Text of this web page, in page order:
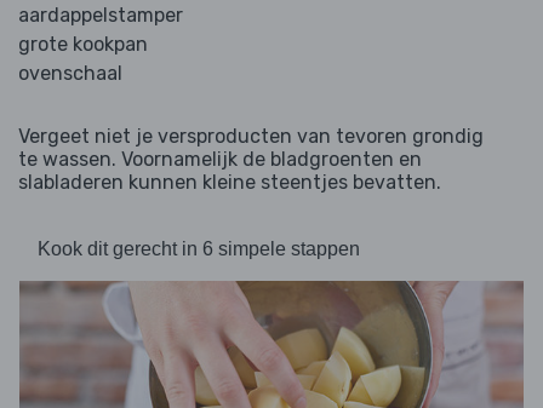
aardappelstamper
grote kookpan
ovenschaal
Vergeet niet je versproducten van tevoren grondig
te wassen. Voornamelijk de bladgroenten en
slabladeren kunnen kleine steentjes bevatten.
Kook dit gerecht in 6 simpele stappen